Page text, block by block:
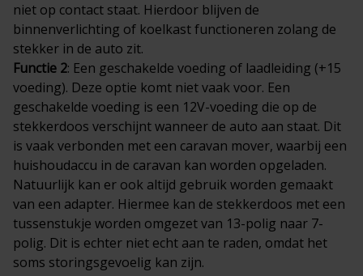
niet op contact staat. Hierdoor blijven de
binnenverlichting of koelkast functioneren zolang de
stekker in de auto zit.
Functie 2: Een geschakelde voeding of laadleiding (+15
voeding). Deze optie komt niet vaak voor. Een
geschakelde voeding is een 12V-voeding die op de
stekkerdoos verschijnt wanneer de auto aan staat. Dit
is vaak verbonden met een caravan mover, waarbij een
huishoudaccu in de caravan kan worden opgeladen.
Natuurlijk kan er ook altijd gebruik worden gemaakt
van een adapter. Hiermee kan de stekkerdoos met een
tussenstukje worden omgezet van 13-polig naar 7-
polig. Dit is echter niet echt aan te raden, omdat het
soms storingsgevoelig kan zijn.